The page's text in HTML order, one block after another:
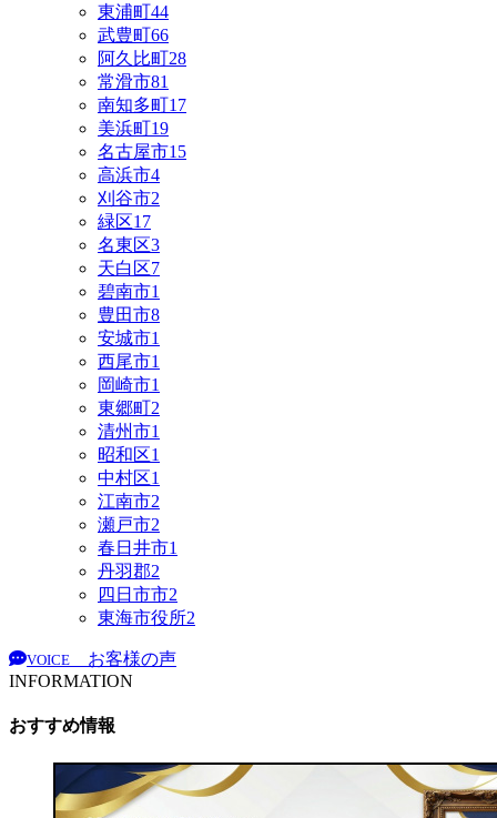
東浦町44
武豊町66
阿久比町28
常滑市81
南知多町17
美浜町19
名古屋市15
高浜市4
刈谷市2
緑区17
名東区3
天白区7
碧南市1
豊田市8
安城市1
西尾市1
岡崎市1
東郷町2
清州市1
昭和区1
中村区1
江南市2
瀬戸市2
春日井市1
丹羽郡2
四日市市2
東海市役所2
VOICE
お客様の声
INFORMATION
おすすめ情報